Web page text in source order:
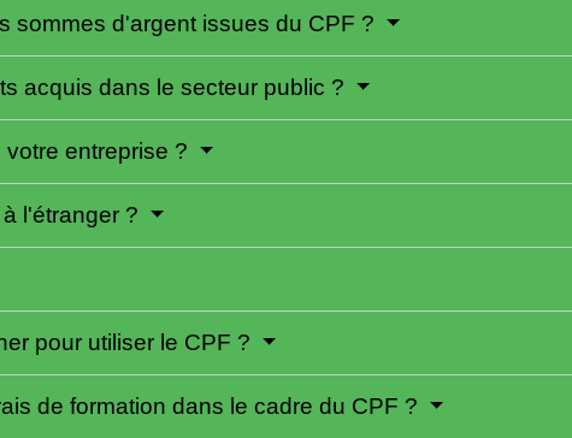
sommes d'argent issues du CPF ?
acquis dans le secteur public ?
entreprise ?
l'étranger ?
pour utiliser le CPF ?
de formation dans le cadre du CPF ?